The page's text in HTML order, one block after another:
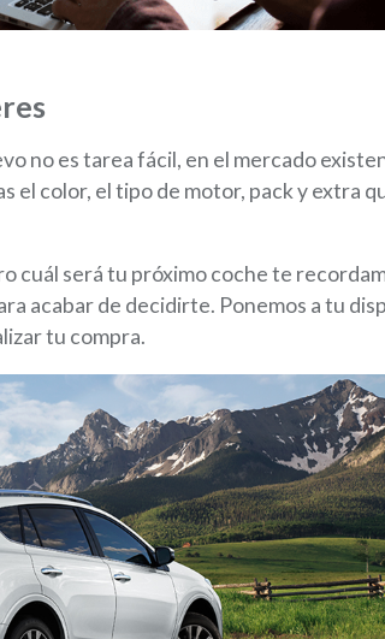
no es tarea fácil, en el mercado
el color, el tipo de motor, pack y extra
cuál será tu próximo coche te
acabar de decidirte. Ponemos a tu
tu compra.